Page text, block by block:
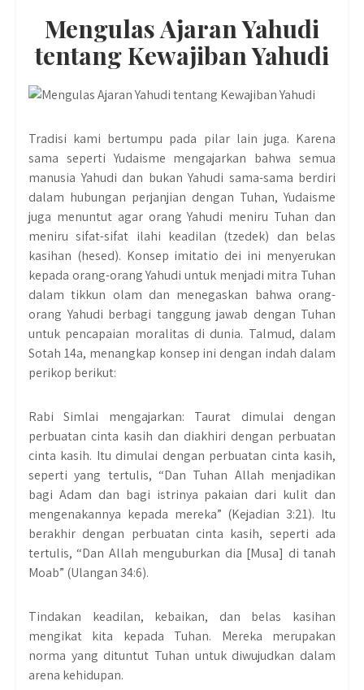
Mengulas Ajaran Yahudi
tentang Kewajiban Yahudi
Tradisi kami bertumpu pada pilar lain juga. Karena
sama seperti Yudaisme mengajarkan bahwa semua
manusia Yahudi dan bukan Yahudi sama-sama berdiri
dalam hubungan perjanjian dengan Tuhan, Yudaisme
juga menuntut agar orang Yahudi meniru Tuhan dan
meniru sifat-sifat ilahi keadilan (tzedek) dan belas
kasihan (hesed). Konsep imitatio dei ini menyerukan
kepada orang-orang Yahudi untuk menjadi mitra Tuhan
dalam tikkun olam dan menegaskan bahwa orang-
orang Yahudi berbagi tanggung jawab dengan Tuhan
untuk pencapaian moralitas di dunia. Talmud, dalam
Sotah 14a, menangkap konsep ini dengan indah dalam
perikop berikut:
Rabi Simlai mengajarkan: Taurat dimulai dengan
perbuatan cinta kasih dan diakhiri dengan perbuatan
cinta kasih. Itu dimulai dengan perbuatan cinta kasih,
seperti yang tertulis, “Dan Tuhan Allah menjadikan
bagi Adam dan bagi istrinya pakaian dari kulit dan
mengenakannya kepada mereka” (Kejadian 3:21). Itu
berakhir dengan perbuatan cinta kasih, seperti ada
tertulis, “Dan Allah menguburkan dia [Musa] di tanah
Moab” (Ulangan 34:6).
Tindakan keadilan, kebaikan, dan belas kasihan
mengikat kita kepada Tuhan. Mereka merupakan
norma yang dituntut Tuhan untuk diwujudkan dalam
arena kehidupan.